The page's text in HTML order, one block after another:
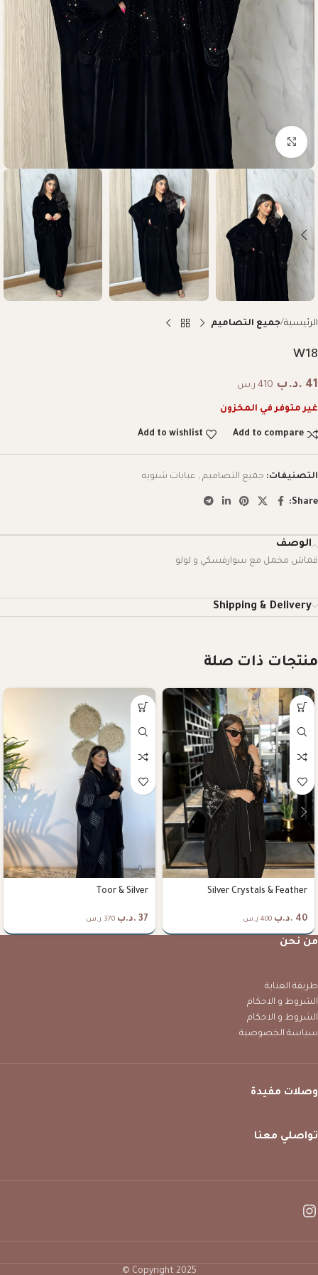
Click to enlarge
الرئيسية جميع التصاميم
W18
41 .د.ب 410 ر.س
غير متوفر في المخزون
Add to compare
Add to wishlist
التصنيفات: جميع التصاميم , عبايات شتويه
Share:
الوصف
قماش مخمل مع سوارفسكي و لولو
Shipping & Delivery
منتجات ذات صلة
Silver Crystals & Feather
40 .د.ب 400 ر.س
Toor & Silver
37 .د.ب 370 ر.س
من نحن
طريقة العناية
الشروط و الاحكام
الشروط و الاحكام
سياسة الخصوصية
وصلات مفيدة
تواصلي معنا
Copyright 2025 ©